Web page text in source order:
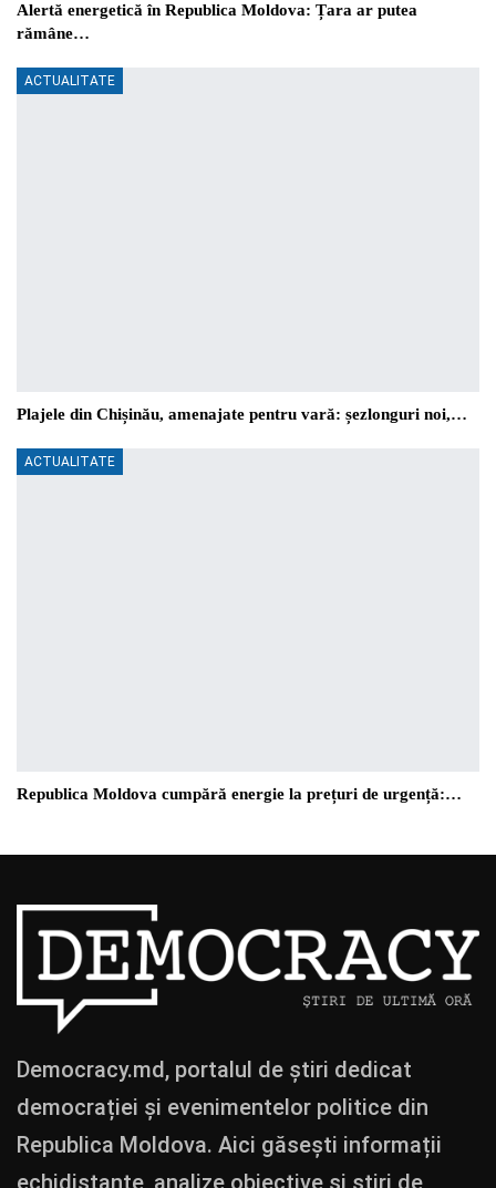
Alertă energetică în Republica Moldova: Țara ar putea
rămâne…
ACTUALITATE
Plajele din Chișinău, amenajate pentru vară: șezlonguri noi,…
ACTUALITATE
Republica Moldova cumpără energie la prețuri de urgență:…
Democracy.md, portalul de știri dedicat
democrației și evenimentelor politice din
Republica Moldova. Aici găsești informații
echidistante, analize obiective și știri de